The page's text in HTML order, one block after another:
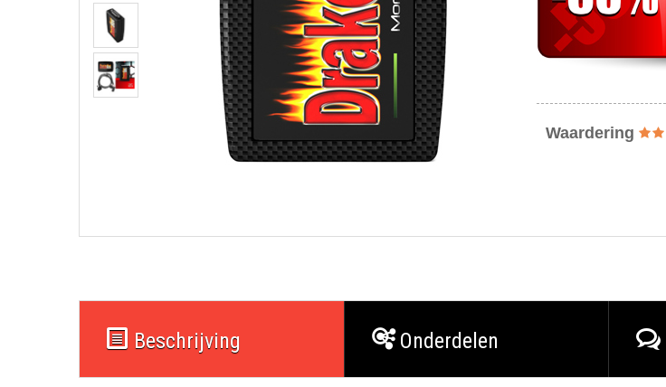
Waardering
Beschrijving Onderdelen